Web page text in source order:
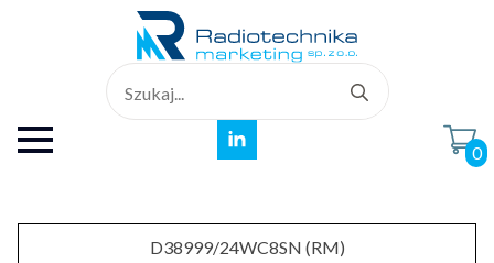
for:
0
D38999/24WC8SN (RM)